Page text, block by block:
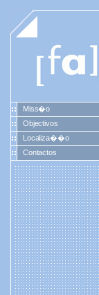
Miss�o
Objectivos
Localiza��o
Contactos